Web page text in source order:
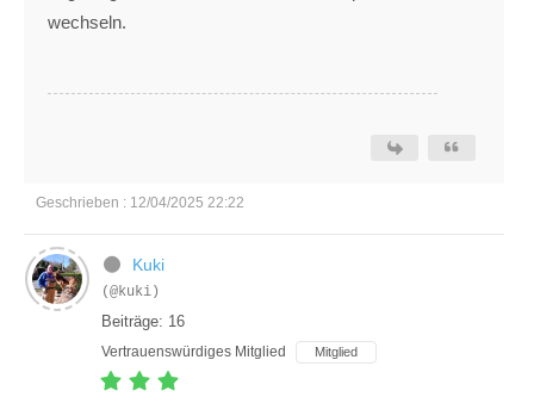
wechseln.
Geschrieben : 12/04/2025 22:22
Kuki
(@kuki)
Beiträge: 16
Vertrauenswürdiges Mitglied Mitglied